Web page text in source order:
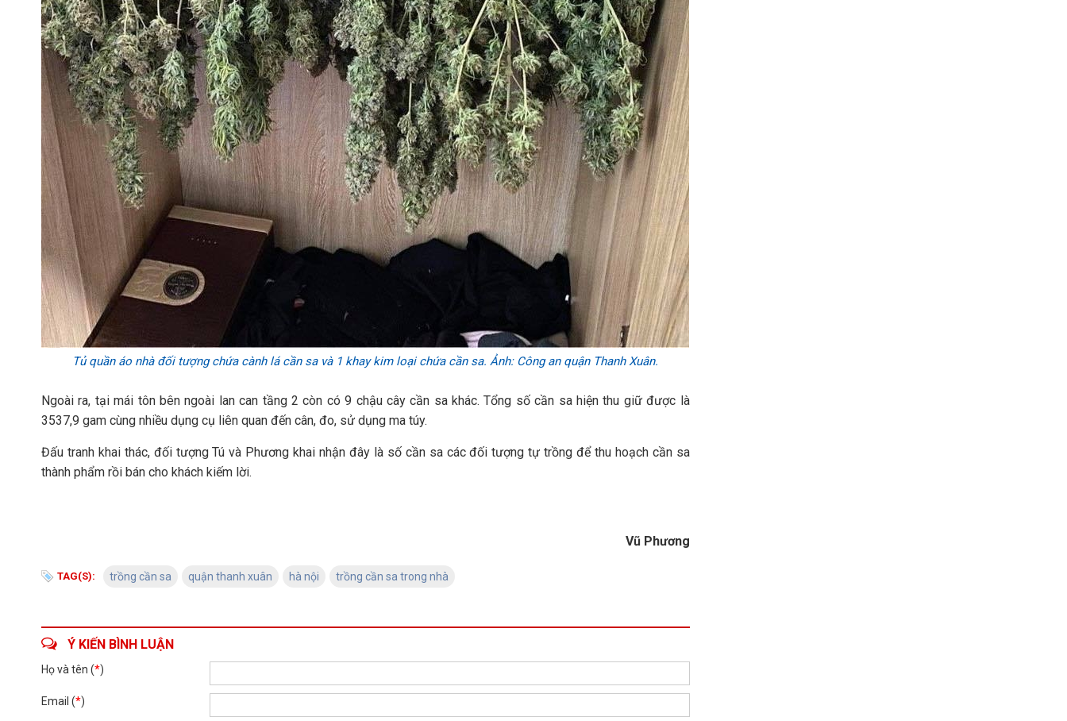
Tủ quần áo nhà đối tượng chứa cành lá cần sa và 1 khay kim loại chứa cần sa. Ảnh: Công an quận Thanh Xuân.
Ngoài ra, tại mái tôn bên ngoài lan can tầng 2 còn có 9 chậu cây cần sa khác. Tổng số cần sa hiện thu giữ được là
3537,9 gam cùng nhiều dụng cụ liên quan đến cân, đo, sử dụng ma túy.
Đấu tranh khai thác, đối tượng Tú và Phương khai nhận đây là số cần sa các đối tượng tự trồng để thu hoạch cần sa
thành phẩm rồi bán cho khách kiếm lời.
Vũ Phương
TAG(S): trồng cần sa quận thanh xuân hà nội trồng cần sa trong nhà
Ý KIẾN BÌNH LUẬN
Họ và tên (*)
Email (*)